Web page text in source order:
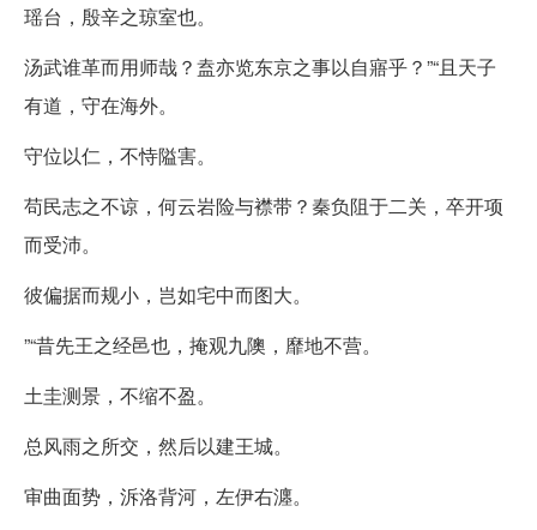
瑶台，殷辛之琼室也。
汤武谁革而用师哉？盍亦览东京之事以自寤乎？”“且天子
有道，守在海外。
守位以仁，不恃隘害。
苟民志之不谅，何云岩险与襟带？秦负阻于二关，卒开项
而受沛。
彼偏据而规小，岂如宅中而图大。
”“昔先王之经邑也，掩观九隩，靡地不营。
土圭测景，不缩不盈。
总风雨之所交，然后以建王城。
审曲面势，泝洛背河，左伊右瀍。